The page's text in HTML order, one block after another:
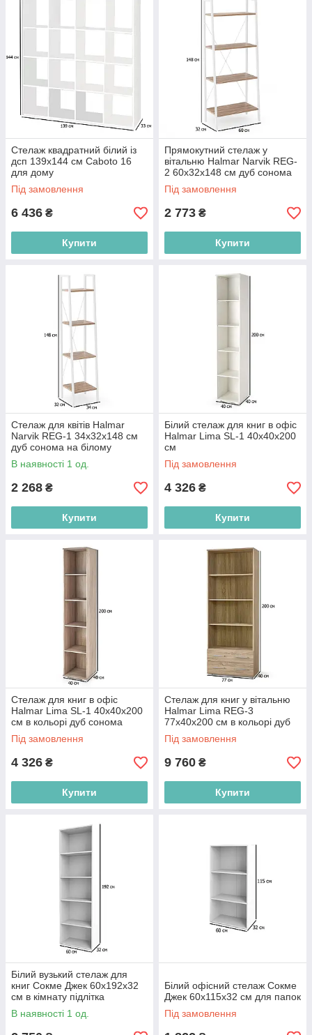
Стелаж квадратний білий із
дсп 139х144 см Caboto 16
для дому
Під замовлення
6 436 ₴
Купити
Прямокутний стелаж у
вітальню Halmar Narvik REG-
2 60х32х148 см дуб сонома
на білому сталевому каркасі
Під замовлення
2 773 ₴
Купити
Стелаж для квітів Halmar
Narvik REG-1 34х32х148 см
дуб сонома на білому
сталевому каркасі
В наявності 1 од.
2 268 ₴
Купити
Білий стелаж для книг в офіс
Halmar Lima SL-1 40х40х200
см
Під замовлення
4 326 ₴
Купити
Стелаж для книг в офіс
Halmar Lima SL-1 40х40х200
см в кольорі дуб сонома
Під замовлення
4 326 ₴
Купити
Стелаж для книг у вітальню
Halmar Lima REG-3
77х40х200 см в кольорі дуб
сонома
Під замовлення
9 760 ₴
Купити
Білий вузький стелаж для
книг Сокме Джек 60х192х32
см в кімнату підлітка
В наявності 1 од.
Білий офісний стелаж Сокме
Джек 60х115х32 см для папок
Під замовлення